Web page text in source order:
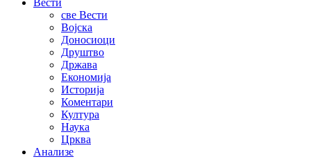
Вести
све Вести
Војска
Доносиоци
Друштво
Држава
Економија
Историја
Коментари
Култура
Наука
Црква
Анализе